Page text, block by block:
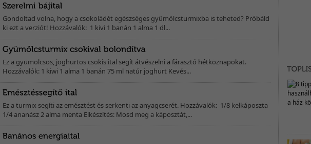
Gondoltad volna, hogy a csokoládét egészséges gyümölcsturmixba is teheted? Próbáld
ki ezt a verziót! Hozzávalók: 1 kivi 1 banán 1 alma 1 dl...
Ez a gyümölcsös, joghurtos csokis ital segít átvészelni a fárasztó hétköznapokat.
Hozzávalók: 1 kiwi 1 alma 1 banán 75 ml natúr joghurt Kevés...
Ez a turmix segíti az emésztést és serkenti az anyagcserét. Hozzávalók: 1/8 kelkáposzta
1/4 ananász 2 alma menta Elkészítés: Mosd meg a káposztát,...